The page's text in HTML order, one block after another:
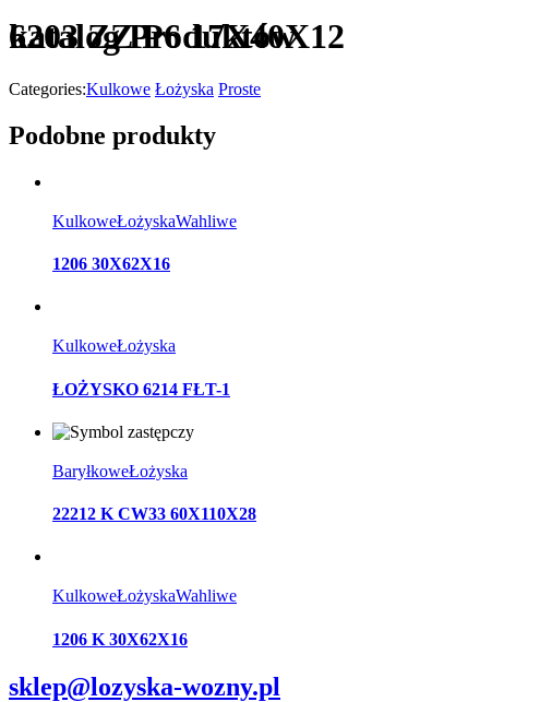
katalog Produktów
6203 ZZ P6 17X40X12
Categories:Kulkowe Łożyska Proste
Podobne produkty
KulkoweŁożyskaWahliwe
1206 30X62X16
KulkoweŁożyska
ŁOŻYSKO 6214 FŁT-1
BaryłkoweŁożyska
22212 K CW33 60X110X28
KulkoweŁożyskaWahliwe
1206 K 30X62X16
sklep@lozyska-wozny.pl